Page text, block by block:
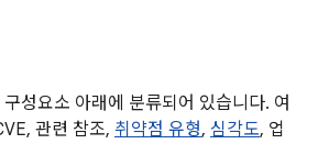
성요소 아래에 분류되어 있습니다. 여
관련 참조, 취약점 유형, 심각도, 업